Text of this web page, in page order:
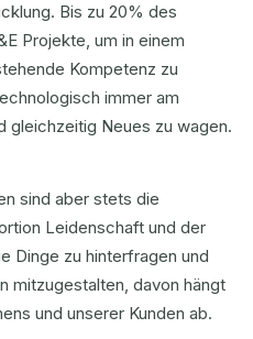
Bis zu 20% des
Projekte, um in einem
Kompetenz zu
immer am
gleichzeitig Neues zu wagen.
sind aber stets die
Leidenschaft und der
Dinge zu hinterfragen und
mitzugestalten, davon hängt
und unserer Kunden ab.